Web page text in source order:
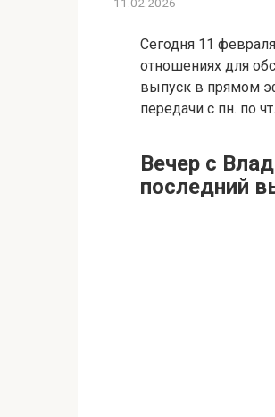
Сегодня 11
отношениях для
выпуск в прямом
передачи с пн. по
Вечер с
последний